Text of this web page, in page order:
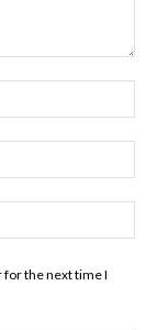
for the next time I